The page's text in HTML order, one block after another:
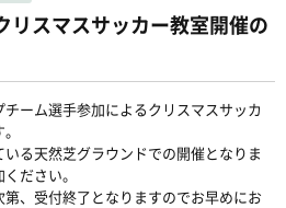
スマスサッカー教室開催の
ーム選手参加によるクリスマスサッカ
る天然芝グラウンドでの開催となりま
ださい。
、受付終了となりますのでお早めにお